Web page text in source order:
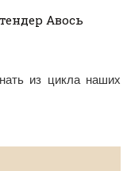
Авось
из цикла наших